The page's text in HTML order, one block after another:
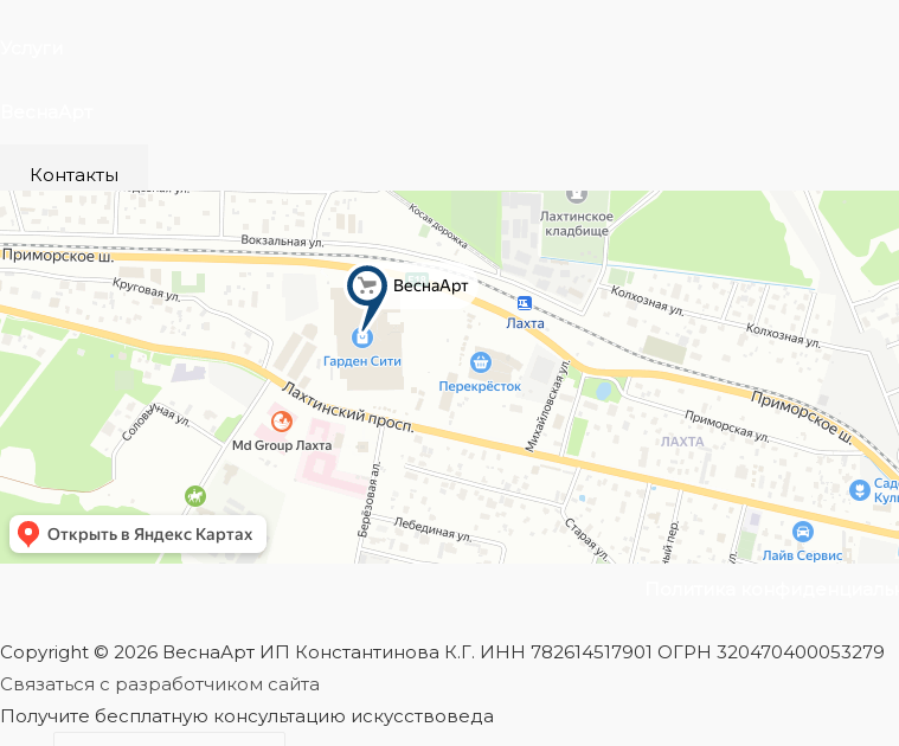
Контакты
Copyright © 2026 ВеснаАрт ИП Константинова К.Г. ИНН 782614517901 ОГРН 320470400053279
Связаться с разработчиком сайта
Получите бесплатную консультацию искусствоведа